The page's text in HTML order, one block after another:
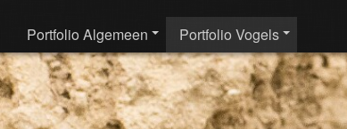
Portfolio Algemeen Portfolio Vogels